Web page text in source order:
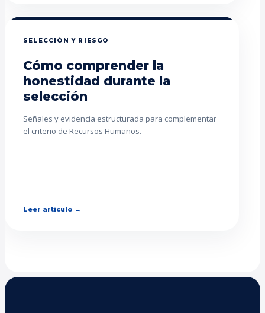
SELECCIÓN Y RIESGO
Cómo comprender la
honestidad durante la
selección
Señales y evidencia estructurada para complementar
el criterio de Recursos Humanos.
Leer artículo →